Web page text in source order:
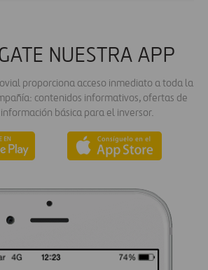
NUESTRA APP
proporciona acceso inmediato a toda la
contenidos informativos, ofertas de
básica para el inversor.